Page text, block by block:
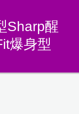
Sharp醒
爆身型